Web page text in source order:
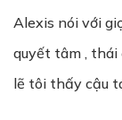
Alexis nói với
quyết tâm , thái
lẽ tôi thấy cậu